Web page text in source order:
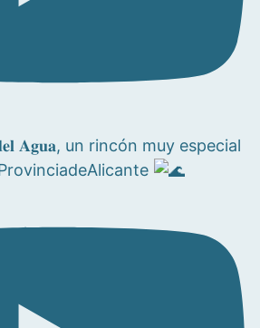
𝐀𝐠𝐮𝐚, un rincón muy especial